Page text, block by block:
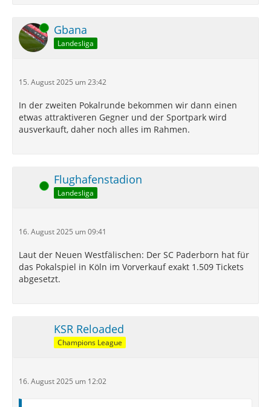
Online Gbana
Landesliga
15. August 2025 um 23:42
In der zweiten Pokalrunde bekommen wir dann einen
etwas attraktiveren Gegner und der Sportpark wird
ausverkauft, daher noch alles im Rahmen.
Online Flughafenstadion
Landesliga
16. August 2025 um 09:41
Laut der Neuen Westfälischen: Der SC Paderborn hat für
das Pokalspiel in Köln im Vorverkauf exakt 1.509 Tickets
abgesetzt.
KSR Reloaded
Champions League
16. August 2025 um 12:02